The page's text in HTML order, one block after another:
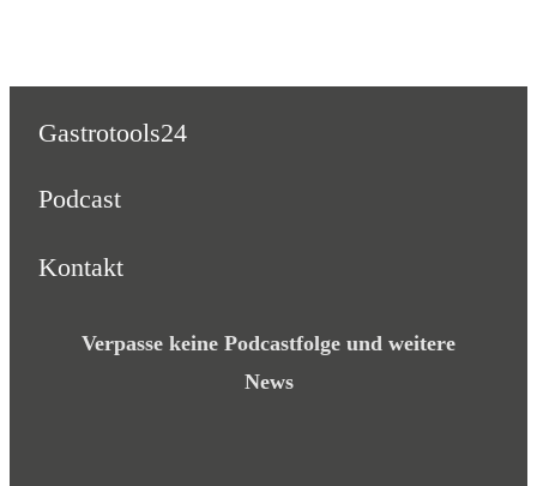
Gastrotools24
Podcast
Kontakt
Verpasse keine Podcastfolge und weitere
News